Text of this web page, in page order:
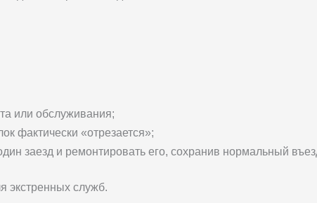
или обслуживания;
фактически «отрезается»;
заезд и ремонтировать его, сохранив нормальный
экстренных служб.